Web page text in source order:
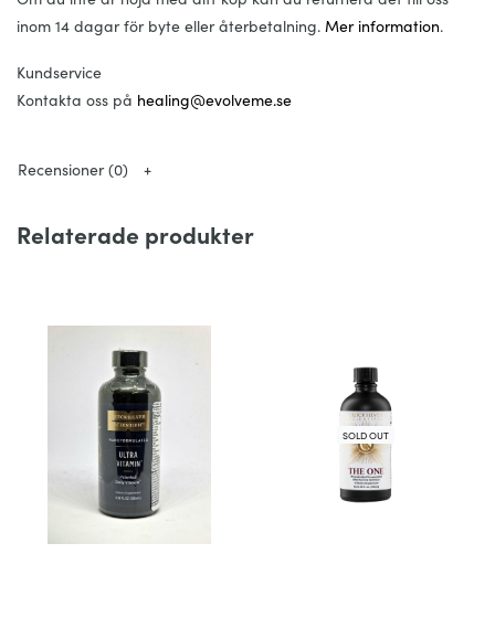
inom 14 dagar för byte eller återbetalning. Mer information.
Kundservice
Kontakta oss på healing@evolveme.se
Recensioner (0)
Relaterade produkter
SOLD OUT